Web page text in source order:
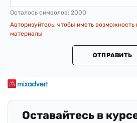
Осталось символов: 2000
Авторизуйтесь, чтобы иметь возможность
материалы
ОТПРАВИТЬ
Оставайтесь в